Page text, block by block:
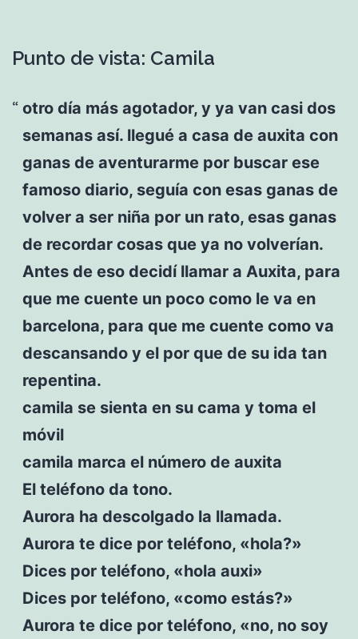
Punto de vista: Camila
otro día más agotador, y ya van casi dos
semanas así. llegué a casa de auxita con
ganas de aventurarme por buscar ese
famoso diario, seguía con esas ganas de
volver a ser niña por un rato, esas ganas
de recordar cosas que ya no volverían.
Antes de eso decidí llamar a Auxita, para
que me cuente un poco como le va en
barcelona, para que me cuente como va
descansando y el por que de su ida tan
repentina.
camila se sienta en su cama y toma el
móvil
camila marca el número de auxita
El teléfono da tono.
Aurora ha descolgado la llamada.
Aurora te dice por teléfono, «hola?»
Dices por teléfono, «hola auxi»
Dices por teléfono, «como estás?»
Aurora te dice por teléfono, «no, no soy